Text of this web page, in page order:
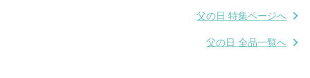
父の日 特集ページへ
父の日 全品一覧へ